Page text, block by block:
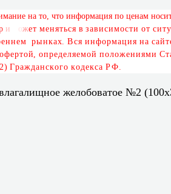
мание на то, что информация по ценам носи
р и м ожет меняться в зависимости от ситу
еннем рынках. Вся информация на сайт
офертой, определяемой положениями Ст
2) Гражданского кодекса РФ.
желобоватое №2